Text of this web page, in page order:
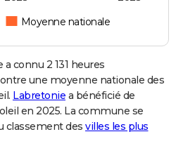
Moyenne nationale
connu 2 131 heures
une moyenne nationale des
Labretonie a bénéficié de
en 2025. La commune se
classement des villes les plus